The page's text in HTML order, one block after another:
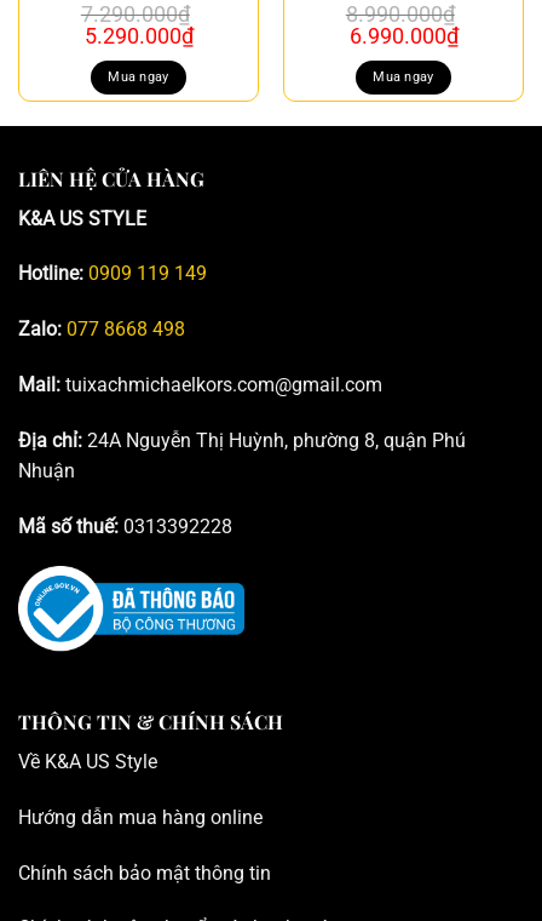
7.290.000₫
Giá
gốc
là:
7.290.000₫.
5.290.000₫Giá
là:
5.290.000₫.
Mua ngay
8.990.000₫
Giá
gốc
là:
8.990.000₫.
6.990.000₫Giá
là:
Mua ngay
LIÊN HỆ CỬA HÀNG
K&A US STYLE
Hotline: 0909 119 149
Zalo: 077 8668 498
Mail: tuixachmichaelkors.com@gmail.com
Địa chỉ: 24A Nguyễn Thị Huỳnh, phường 8, quận Phú
Nhuận
Mã số thuế: 0313392228
THÔNG TIN & CHÍNH SÁCH
Về K&A US Style
Hướng dẫn mua hàng online
Chính sách bảo mật thông tin